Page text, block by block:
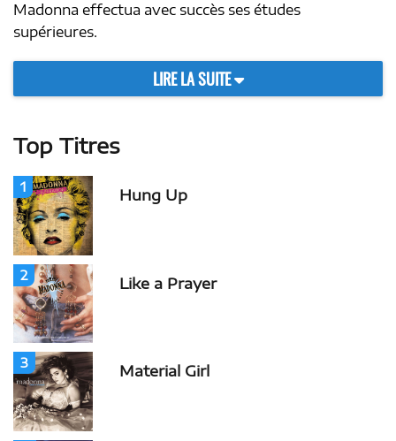
Madonna effectua avec succès ses études
supérieures.
LIRE LA SUITE
Top Titres
1 Hung Up
2 Like a Prayer
3 Material Girl